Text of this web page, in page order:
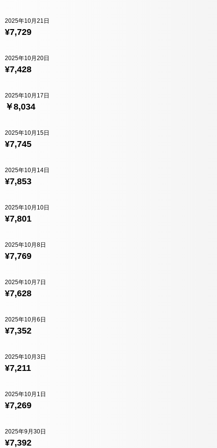
¥7,729
2025年10月21日
¥7,428
2025年10月20日
￥8,034
2025年10月17日
¥7,745
2025年10月15日
¥7,853
2025年10月14日
¥7,801
2025年10月10日
¥7,769
2025年10月8日
¥7,628
2025年10月7日
¥7,352
2025年10月6日
¥7,211
2025年10月3日
¥7,269
2025年10月1日
¥7,392
2025年9月30日